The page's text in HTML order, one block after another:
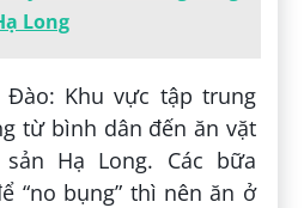
Long
Đào: Khu vực tập trung
từ bình dân đến ăn vặt
Hạ Long. Các bữa
“no bụng” thì nên ăn ở